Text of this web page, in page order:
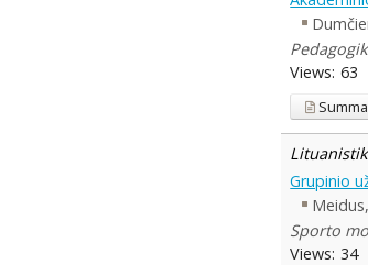
Views: 63
Grupinio
Sporto
Views: 34